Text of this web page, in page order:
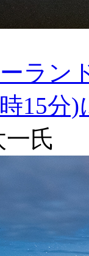
ラン
15分
一氏